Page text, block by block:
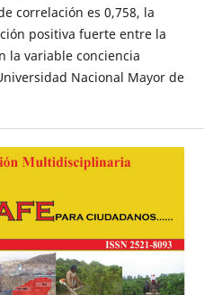
correlación es 0,758, la
positiva fuerte entre la
la variable conciencia
Nacional Mayor de